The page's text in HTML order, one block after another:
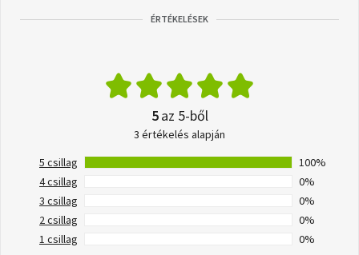
ÉRTÉKELÉSEK
5az 5-ből
3 értékelés alapján
5 csillag
100%
4 csillag
0%
3 csillag
0%
2 csillag
0%
1 csillag
0%